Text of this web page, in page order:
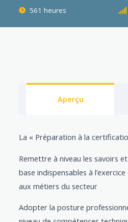
561 heures
Aperçu
La « Préparation à la
Remettre à niveau les savoirs
base indispensables à
aux métiers du secteur
Adopter la posture